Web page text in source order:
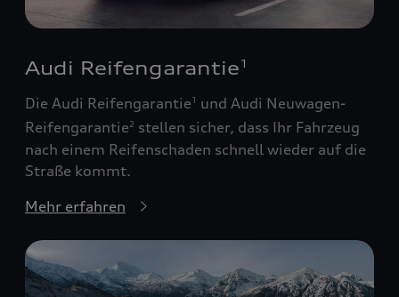
Audi Reifengarantie 1
Die Audi Reifengarantie1
und Audi Neuwagen-
Reifengarantie2 stellen sicher, dass Ihr Fahrzeug
nach einem Reifenschaden schnell wieder auf die
Straße kommt.
Mehr erfahren